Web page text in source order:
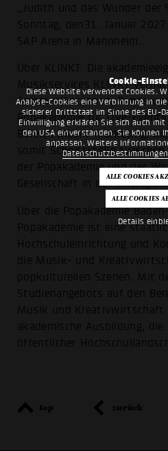
Cookie-
Diese Website verwendet Cookies.
Analyse-Cookies eine Verbindung in
sicherer Drittstaat im Sinne des EU-
Einwilligung erklären Sie sich auch
den USA einverstanden. Sie können
anpassen. Weitere
Datenschutzbestimmungen
Details
„Judith und das Wunder der
Sonntag, den31. Januar
SAP Arena in Mannheim.
Über KLINKT: Die
Musikservices KLINKT
Solomusiker:innen, Bands
Popakademie für Live-
Bereich Musik¬marketing.
somit Schnittstelle zwischen
der Popakademie und der
Gesellschaft in der
Über die Popakademie
Popakademie ist eine
Hochschuleinrichtung und
die Musik- und
popkulturellen Szenen. Mit
Studienangebots auf den
Musik und Kreativwirtschaft
akademische Ausbildung, die
öffentlicher
top zurück